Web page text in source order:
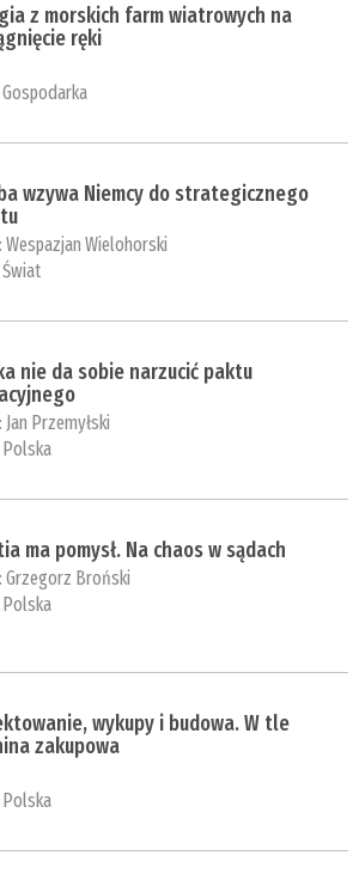
z morskich farm wiatrowych na
ręki
Gospodarka
wzywa Niemcy do strategicznego
Wespazjan Wielohorski
Świat
nie da sobie narzucić paktu
Jan Przemyłski
Polska
ma pomysł. Na chaos w sądach
Grzegorz Broński
Polska
wykupy i budowa. W tle
zakupowa
Polska